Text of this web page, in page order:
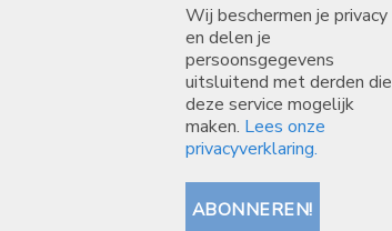
Wij beschermen je privacy
en delen je
persoonsgegevens
uitsluitend met derden die
deze service mogelijk
maken. Lees onze
privacyverklaring.